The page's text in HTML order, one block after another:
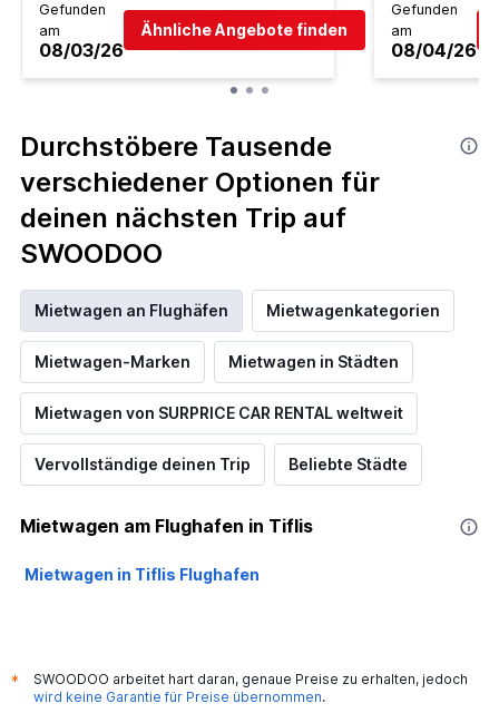
Gefunden
am
08/03/26
Ähnliche Angebote finden
Gefunden
am
08/04/26
Durchstöbere Tausende
verschiedener Optionen für
deinen nächsten Trip auf
SWOODOO
Mietwagen an Flughäfen Mietwagenkategorien
Mietwagen-Marken Mietwagen in Städten
Mietwagen von SURPRICE CAR RENTAL weltweit
Vervollständige deinen Trip Beliebte Städte
Mietwagen am Flughafen in Tiflis
Mietwagen in Tiflis Flughafen
*
SWOODOO arbeitet hart daran, genaue Preise zu erhalten, jedoch
wird keine Garantie für Preise übernommen.